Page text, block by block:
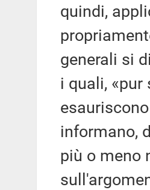
quindi,
generali si
i quali, «pur
informano,
più o meno